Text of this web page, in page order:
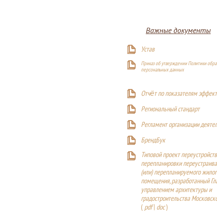
Важные документы
Устав
Приказ об утверждении Политики
персональных данных
Отчёт по показателям
Региональный стандарт
Регламент организации
БрендБук
Типовой проект
перепланировки
(или) перепланируемого
помещения, разработанный
управлением архитектуры и
градостроительства
(pdf| doc)